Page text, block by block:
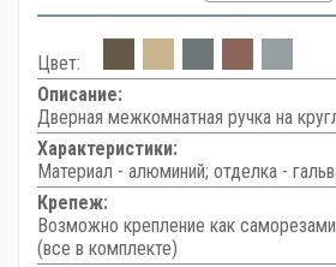
Цвет:
Описание:
Дверная межкомнатная ручка на
Характеристики:
Материал - алюминий; отделка -
Крепеж:
Возможно крепление как
(все в комплекте)